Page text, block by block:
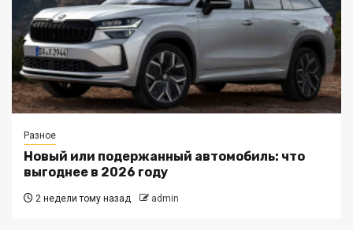
Разное
Новый или подержанный автомобиль: что
выгоднее в 2026 году
2 недели тому назад admin